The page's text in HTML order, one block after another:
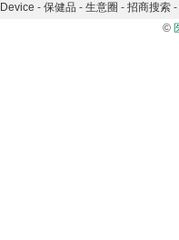
- 保健品 - 生意圈 - 招商搜索 -
©